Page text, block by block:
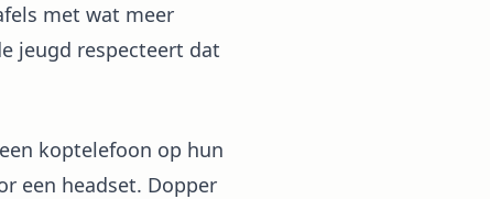
met wat meer
jeugd respecteert dat
koptelefoon op hun
een headset. Dopper